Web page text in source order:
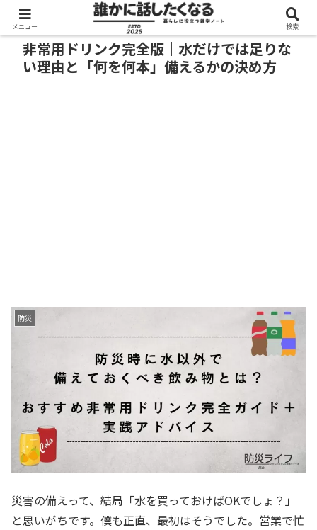
非常用ドリンク完全版｜水だけでは足りな
い理由と「何を何本」備えるかの決め方
防災
災害の備えって、結局「水を買っておけばOKでしょ？」
と思いがちです。僕も正直、最初はそうでした。営業で忙
メニュー 検索